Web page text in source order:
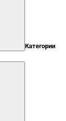
Категории